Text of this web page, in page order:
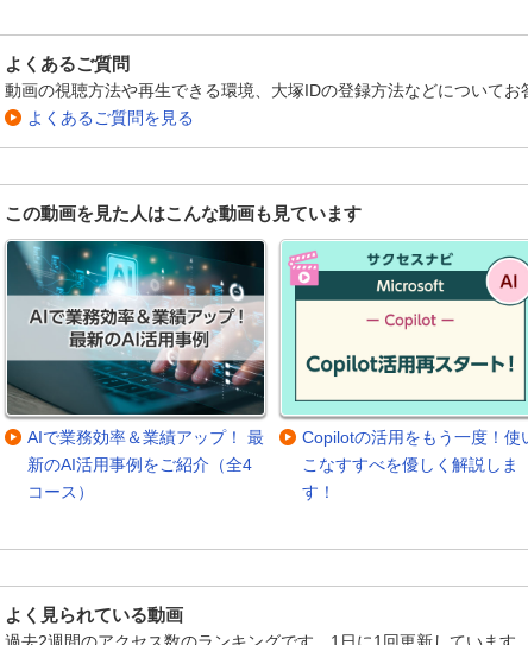
よくあるご質問
動画の視聴方法や再生できる環境、大塚IDの登録方法などについてお
よくあるご質問を見る
この動画を見た人はこんな動画も見ています
AIで業務効率＆業績アップ！ 最
新のAI活用事例をご紹介（全4
コース）
Copilotの活用をもう一度！使
こなすすべを優しく解説しま
す！
よく見られている動画
過去2週間のアクセス数のランキングです。1日に1回更新しています